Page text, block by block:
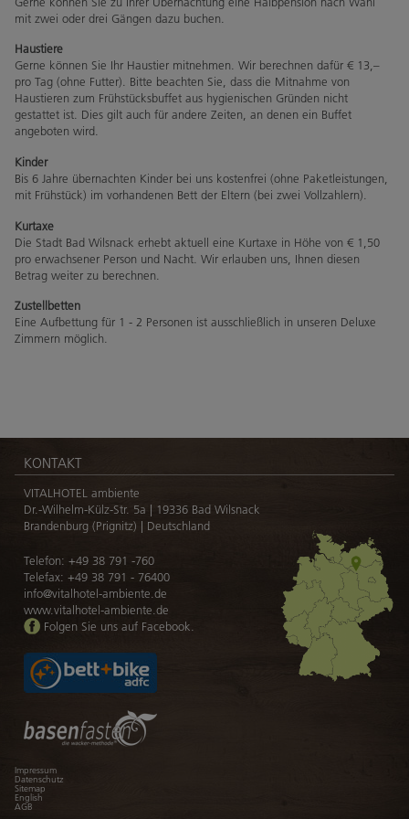
mit zwei oder drei Gängen dazu buchen.
Haustiere
Gerne können Sie Ihr Haustier mitnehmen. Wir berechnen dafür € 13,–
pro Tag (ohne Futter). Bitte beachten Sie, dass die Mitnahme von
Haustieren zum Frühstücksbuffet aus hygienischen Gründen nicht
gestattet ist. Dies gilt auch für andere Zeiten, an denen ein Buffet
angeboten wird.
Kinder
Bis 6 Jahre übernachten Kinder bei uns kostenfrei (ohne Paketleistungen,
mit Frühstück) im vorhandenen Bett der Eltern (bei zwei Vollzahlern).
Kurtaxe
Die Stadt Bad Wilsnack erhebt aktuell eine Kurtaxe in Höhe von € 1,50
pro erwachsener Person und Nacht. Wir erlauben uns, Ihnen diesen
Betrag weiter zu berechnen.
Zustellbetten
Eine Aufbettung für 1 - 2 Personen ist ausschließlich in unseren Deluxe
Zimmern möglich.
KONTAKT
VITALHOTEL ambiente
Dr.-Wilhelm-Külz-Str. 5a | 19336 Bad Wilsnack
Brandenburg (Prignitz) | Deutschland
Telefon: +49 38 791 -760
Telefax: +49 38 791 - 76400
info@vitalhotel-ambiente.de
www.vitalhotel-ambiente.de
Folgen Sie uns auf Facebook.
Navigation
überspringen
Impressum
Datenschutz
Sitemap
English
AGB